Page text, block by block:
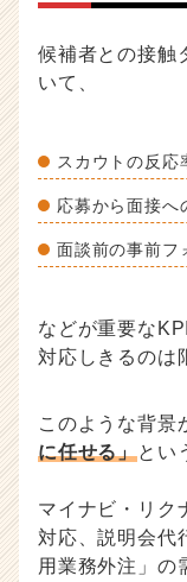
候補者との接触
いて、
スカウトの反応
応募から面接へ
面談前の事前フ
などが重要な
対応しきるのは
このような背景
に任せる」とい
マイナビ・リク
対応、説明会代
用業務外注」の